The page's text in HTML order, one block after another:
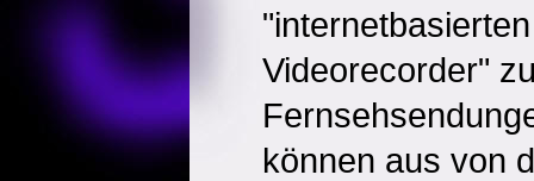
Videorecorder"
können aus von